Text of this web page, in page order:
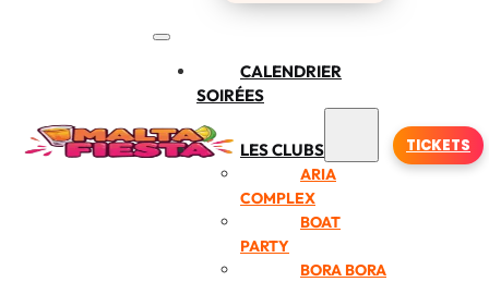
CALENDRIER
SOIRÉES
LES CLUBS
ARIA
COMPLEX
BOAT
PARTY
BORA BORA
TICKETS